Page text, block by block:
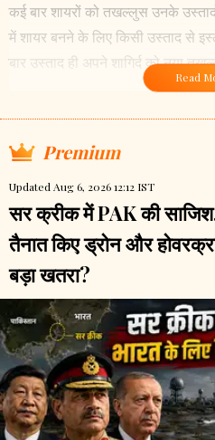
कई बार शायरों को तखल्लुस उनके
में शायर बनने के लिए किसी उस्ताद से
बार उस्ताद ही अपने शागिर्द को नया
Read
Premium
Updated Aug 6, 2026 12:12 IST
सर क्रीक में PAK की
तैनात किए ड्रोन और
बड़ा खतरा?